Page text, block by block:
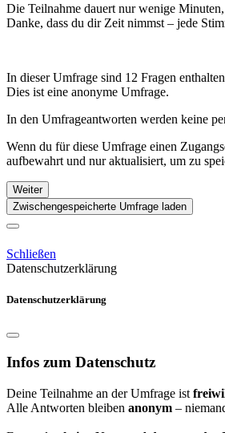
Die Teilnahme dauert nur wenige
Danke, dass du dir Zeit nimmst – jede
In dieser Umfrage sind 12 Fragen
Dies ist eine anonyme Umfrage.
In den Umfrageantworten werden keine
Wenn du für diese Umfrage einen
aufbewahrt und nur aktualisiert, um zu
Weiter
Zwischengespeicherte Umfrage laden
Schließen
Datenschutzerklärung
Datenschutzerklärung
Infos zum Datenschutz
Deine Teilnahme an der Umfrage ist
Alle Antworten bleiben anonym –